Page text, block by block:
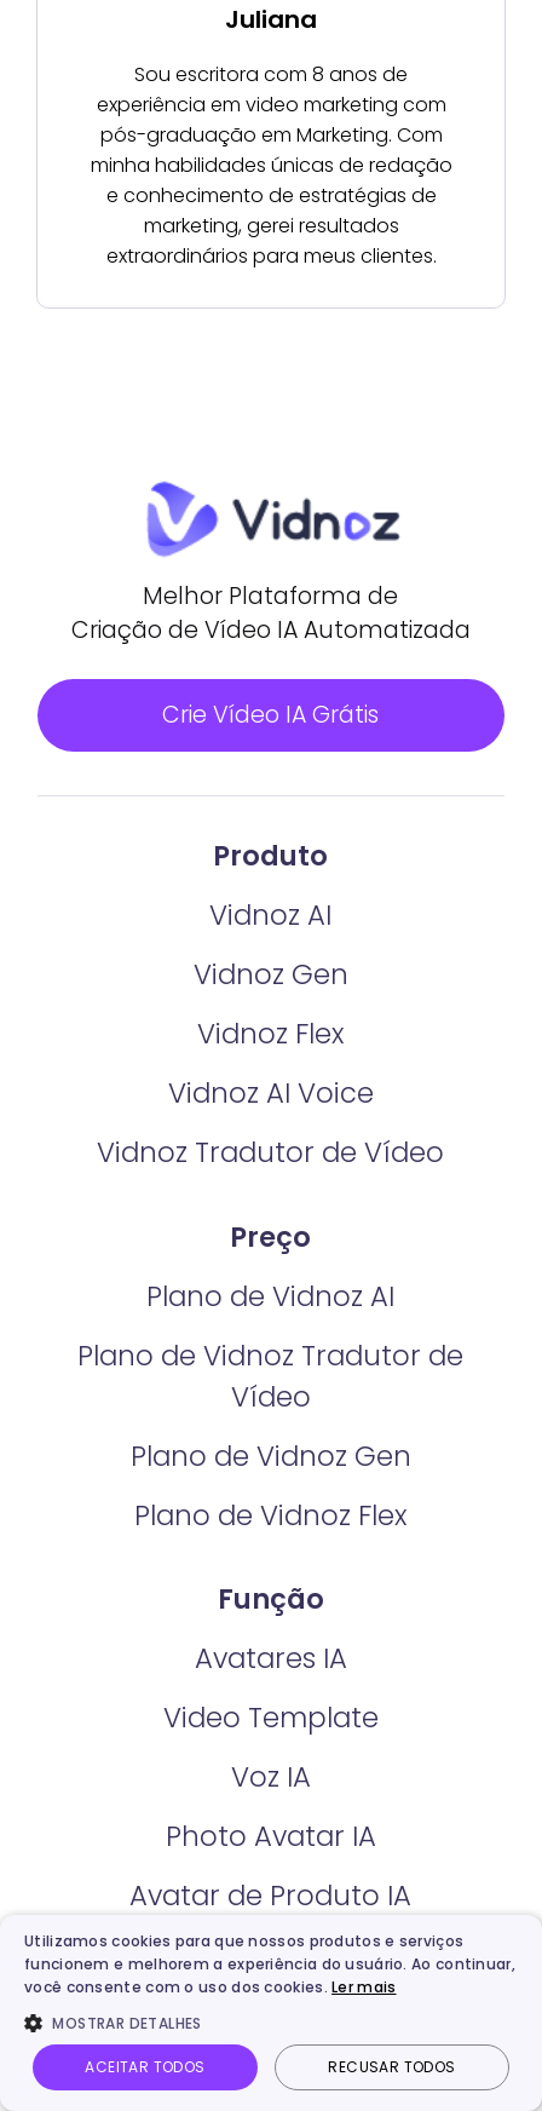
Juliana
Sou escritora com 8 anos de
experiência em video marketing com
pós-graduação em Marketing. Com
minha habilidades únicas de redação
e conhecimento de estratégias de
marketing, gerei resultados
extraordinários para meus clientes.
Melhor Plataforma de
Criação de Vídeo IA Automatizada
Crie Vídeo IA Grátis
Produto
Vidnoz AI
Vidnoz Gen
Vidnoz Flex
Vidnoz AI Voice
Vidnoz Tradutor de Vídeo
Preço
Plano de Vidnoz AI
Plano de Vidnoz Tradutor de
Vídeo
Plano de Vidnoz Gen
Plano de Vidnoz Flex
Função
Avatares IA
Video Template
Voz IA
Photo Avatar IA
Avatar de Produto IA
Avatar de IA Personalizado
Editor de Vídeo IA
Criador de Vídeo de Natal
Utilizamos cookies para que nossos produtos e serviços
funcionem e melhorem a experiência do usuário. Ao continuar,
você consente com o uso dos cookies.Ler mais
MOSTRAR DETALHES
ACEITAR TODOS RECUSAR TODOS